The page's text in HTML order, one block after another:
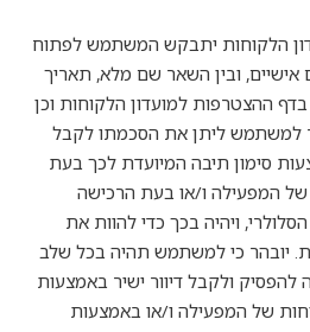
הלקוחות יתבקש המשתמש לפתוח
אישיים, ובין השאר שם מלא, תאריך
ההצטרפות למועדון הלקוחות וכן
למשתמש ליתן את הסכמתו לקבל
סימון תיבה המיועדת לכך בעת
המפעילה ו/או בעת הרכישה
ויהיה בכך כדי להוות את
יובהר כי למשתמש תהיה בכל שלב
ולקבל דיוור ישיר באמצעות
של המפעילה ו/או באמצעות